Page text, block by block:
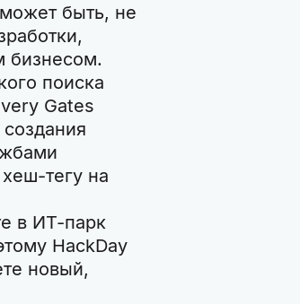
быть, не
бизнесом.
поиска
Gates
тегу на
в ИТ-парк
HackDay
новый,